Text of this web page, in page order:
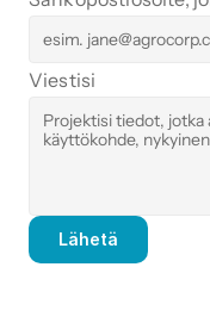
Viestisi
Lähetä